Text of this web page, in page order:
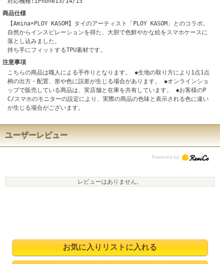
商品仕様
【Amina×PLOY KASOM】タイのアーティスト「PLOY KASOM」とのコラボ。
自然からインスピレーションを得た、大胆で色鮮やかな絵をスマホケースに
落とし込みました。
持ち手にフィットするTPU素材です。
注意事項
こちらの商品は職人による手作りとなります。 ◆生地の取り方により1点1点
柄の出方・配置、形や色に誤差が生じる場合があります。 ◆オンラインショ
ップで販売している商品は、実店舗と在庫を共有しています。 ◆お客様のP
C/スマホのモニターの設定により、実際の商品の色味と表示される色に違い
が生じる場合がございます。
ユーザーレビュー
レビューはありません。